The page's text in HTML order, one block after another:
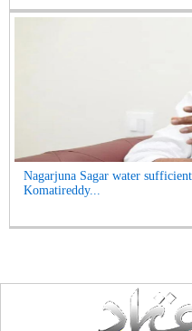
Nagarjuna Sagar water
Komatireddy...